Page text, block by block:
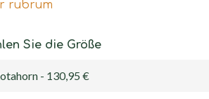
rubrum
Sie die Größe
- 130,95 €